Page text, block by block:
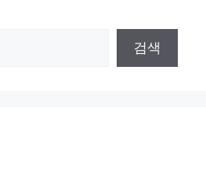
검색